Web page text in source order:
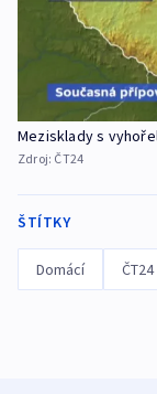
Mezisklady s
Zdroj: ČT24
ŠTÍTKY
Domácí ČT24